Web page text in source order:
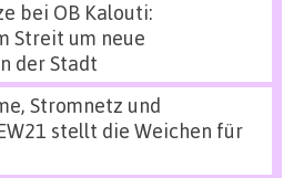
bei OB Kalouti:
Streit um neue
der Stadt
Stromnetz und
stellt die Weichen für